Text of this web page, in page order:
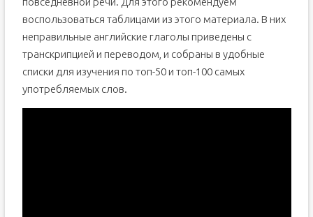
воспользоваться таблицами из этого материала. В них
неправильные английские глаголы приведены с
транскрипцией и переводом, и собраны в удобные
списки для изучения по топ-50 и топ-100 самых
употребляемых слов.